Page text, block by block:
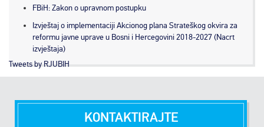
FBiH: Zakon o upravnom postupku
Izvještaj o implementaciji Akcionog plana Strateškog okvira za
reformu javne uprave u Bosni i Hercegovini 2018-2027 (Nacrt
izvještaja)
Tweets by RJUBIH
KONTAKTIRAJTE